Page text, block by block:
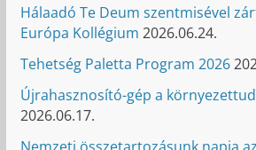
Hálaadó Te Deum szentmisével
Európa Kollégium 2026.06.24.
Tehetség Paletta Program 2026
Újrahasznosító-gép a
2026.06.17.